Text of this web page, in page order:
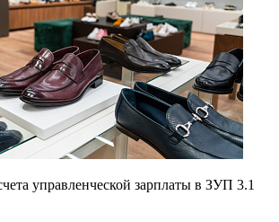
управленческой зарплаты в ЗУП 3.1